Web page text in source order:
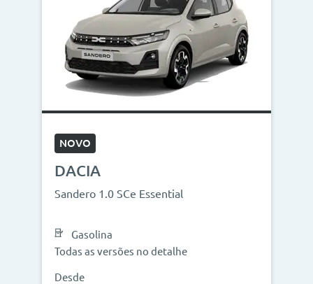
NOVO
DACIA
Sandero 1.0 SCe Essential
Gasolina
Todas as versões no detalhe
Desde